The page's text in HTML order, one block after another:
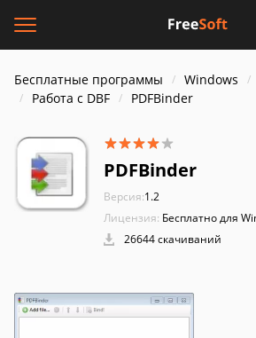
Бесплатные программы Windows
Работа с DBF
PDFBinder
PDFBinder
Версия:1.2
Лицензия: Бесплатно для
26644 скачиваний